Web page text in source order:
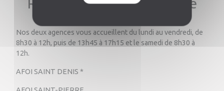
Nos deux agences vous accueillent du lundi au vendredi, de
8h30 à 12h, puis de 13h45 à 17h15 et le samedi de 8h30 à
12h.
AFOI SAINT DENIS *